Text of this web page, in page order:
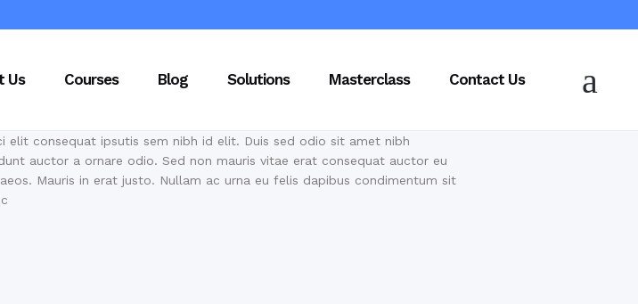
Us Courses Blog Solutions Masterclass Contact Us
elit consequat ipsutis sem nibh id elit. Duis sed odio sit amet nibh
auctor a ornare odio. Sed non mauris vitae erat consequat auctor eu
Mauris in erat justo. Nullam ac urna eu felis dapibus condimentum sit